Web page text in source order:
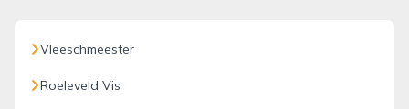
Vleeschmeester
Roeleveld Vis